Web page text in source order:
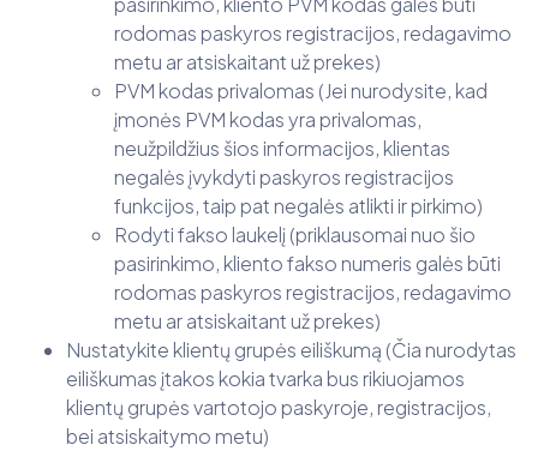
rodomas paskyros registracijos, redagavimo
metu ar atsiskaitant už prekes)
PVM kodas privalomas (Jei nurodysite, kad
įmonės PVM kodas yra privalomas,
neužpildžius šios informacijos, klientas
negalės įvykdyti paskyros registracijos
funkcijos, taip pat negalės atlikti ir pirkimo)
Rodyti fakso laukelį (priklausomai nuo šio
pasirinkimo, kliento fakso numeris galės būti
rodomas paskyros registracijos, redagavimo
metu ar atsiskaitant už prekes)
Nustatykite klientų grupės eiliškumą (Čia nurodytas
eiliškumas įtakos kokia tvarka bus rikiuojamos
klientų grupės vartotojo paskyroje, registracijos,
bei atsiskaitymo metu)